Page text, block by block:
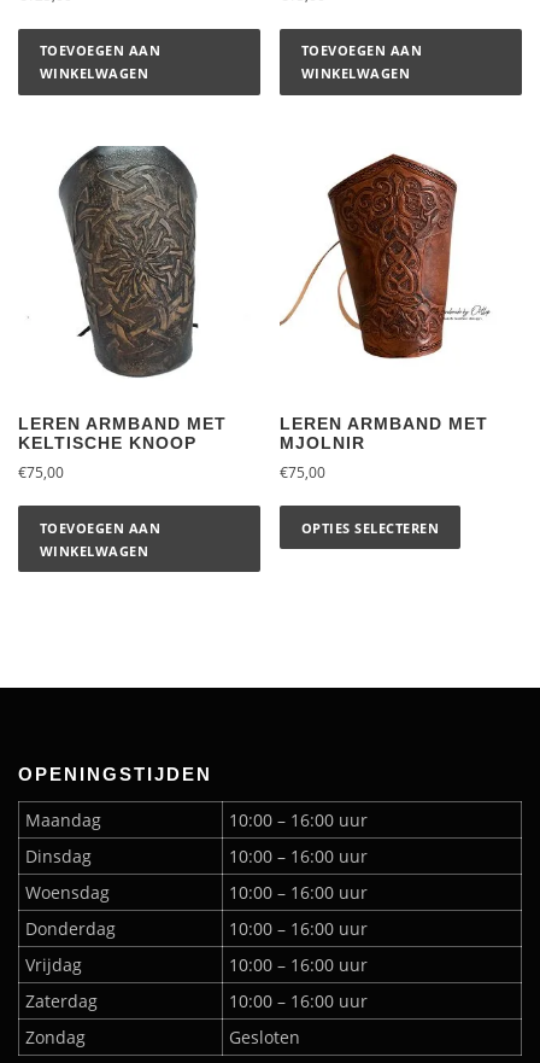
TOEVOEGEN AAN
WINKELWAGEN
TOEVOEGEN AAN
WINKELWAGEN
LEREN ARMBAND MET
KELTISCHE KNOOP
€75,00
TOEVOEGEN AAN
WINKELWAGEN
LEREN ARMBAND MET
MJOLNIR
€75,00
OPTIES SELECTEREN
OPENINGSTIJDEN
Maandag
10:00 – 16:00 uur
Dinsdag
10:00 – 16:00 uur
Woensdag
10:00 – 16:00 uur
Donderdag
10:00 – 16:00 uur
Vrijdag
10:00 – 16:00 uur
Zaterdag
10:00 – 16:00 uur
Zondag
Gesloten